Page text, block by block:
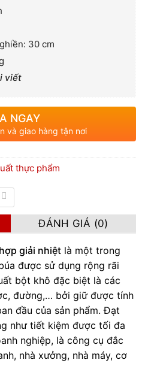
30 cm
viết
NGAY
và giao hàng tận nơi
thực phẩm
ĐÁNH GIÁ (0)
giải nhiệt là một trong
được sử dụng rộng rãi
bột khô đặc biệt là các
đường,… bởi giữ được tính
đầu của sản phẩm. Đạt
như tiết kiệm được tối đa
nghiệp, là công cụ đắc
nhà xưởng, nhà máy, cơ